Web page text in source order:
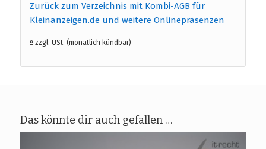
Zurück zum Verzeichnis mit Kombi-AGB für
Kleinanzeigen.de und weitere Onlinepräsenzen
ª zzgl. USt. (monatlich kündbar)
Das könnte dir auch gefallen …